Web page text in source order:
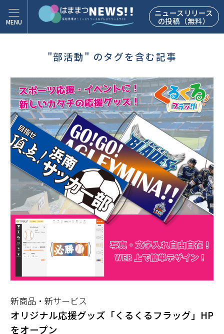
ニュースリリース
の投稿（無料）
"部活動" のタグを含む記事
新商品・新サービス
オリジナル応援グッズ「くるくるフラッグ」HP
をオープン